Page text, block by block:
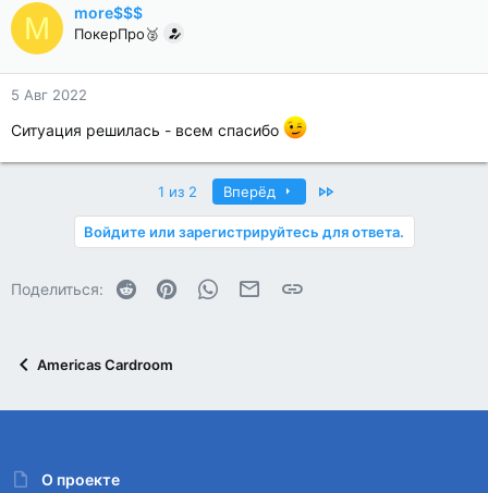
M more$$$
ПокерПро🥈
5 Авг 2022
Ситуация решилась - всем спасибо
1 из 2 Вперёд
Войдите или зарегистрируйтесь для ответа.
Поделиться: Reddit PinterestWhatsAppЭлектронная почта
Ссылка
Americas Cardroom
О проекте